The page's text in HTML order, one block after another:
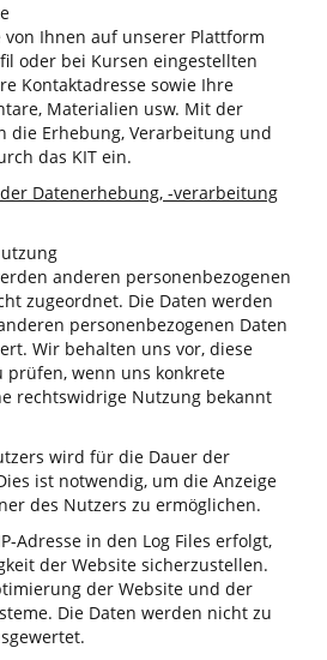
Ihnen auf unserer Plattform
oder bei Kursen eingestellten
Kontaktadresse sowie Ihre
Materialien usw. Mit der
die Erhebung, Verarbeitung und
das KIT ein.
Datenerhebung, -verarbeitung
anderen personenbezogenen
zugeordnet. Die Daten werden
personenbezogenen Daten
Wir behalten uns vor, diese
prüfen, wenn uns konkrete
rechtswidrige Nutzung bekannt
wird für die Dauer der
ist notwendig, um die Anzeige
des Nutzers zu ermöglichen.
Adresse in den Log Files erfolgt,
der Website sicherzustellen.
der Website und der
Die Daten werden nicht zu